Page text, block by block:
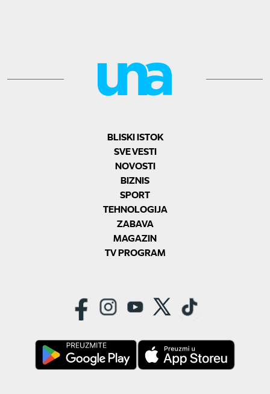
BLISKI ISTOK
SVE VESTI
NOVOSTI
BIZNIS
SPORT
TEHNOLOGIJA
ZABAVA
MAGAZIN
TV PROGRAM